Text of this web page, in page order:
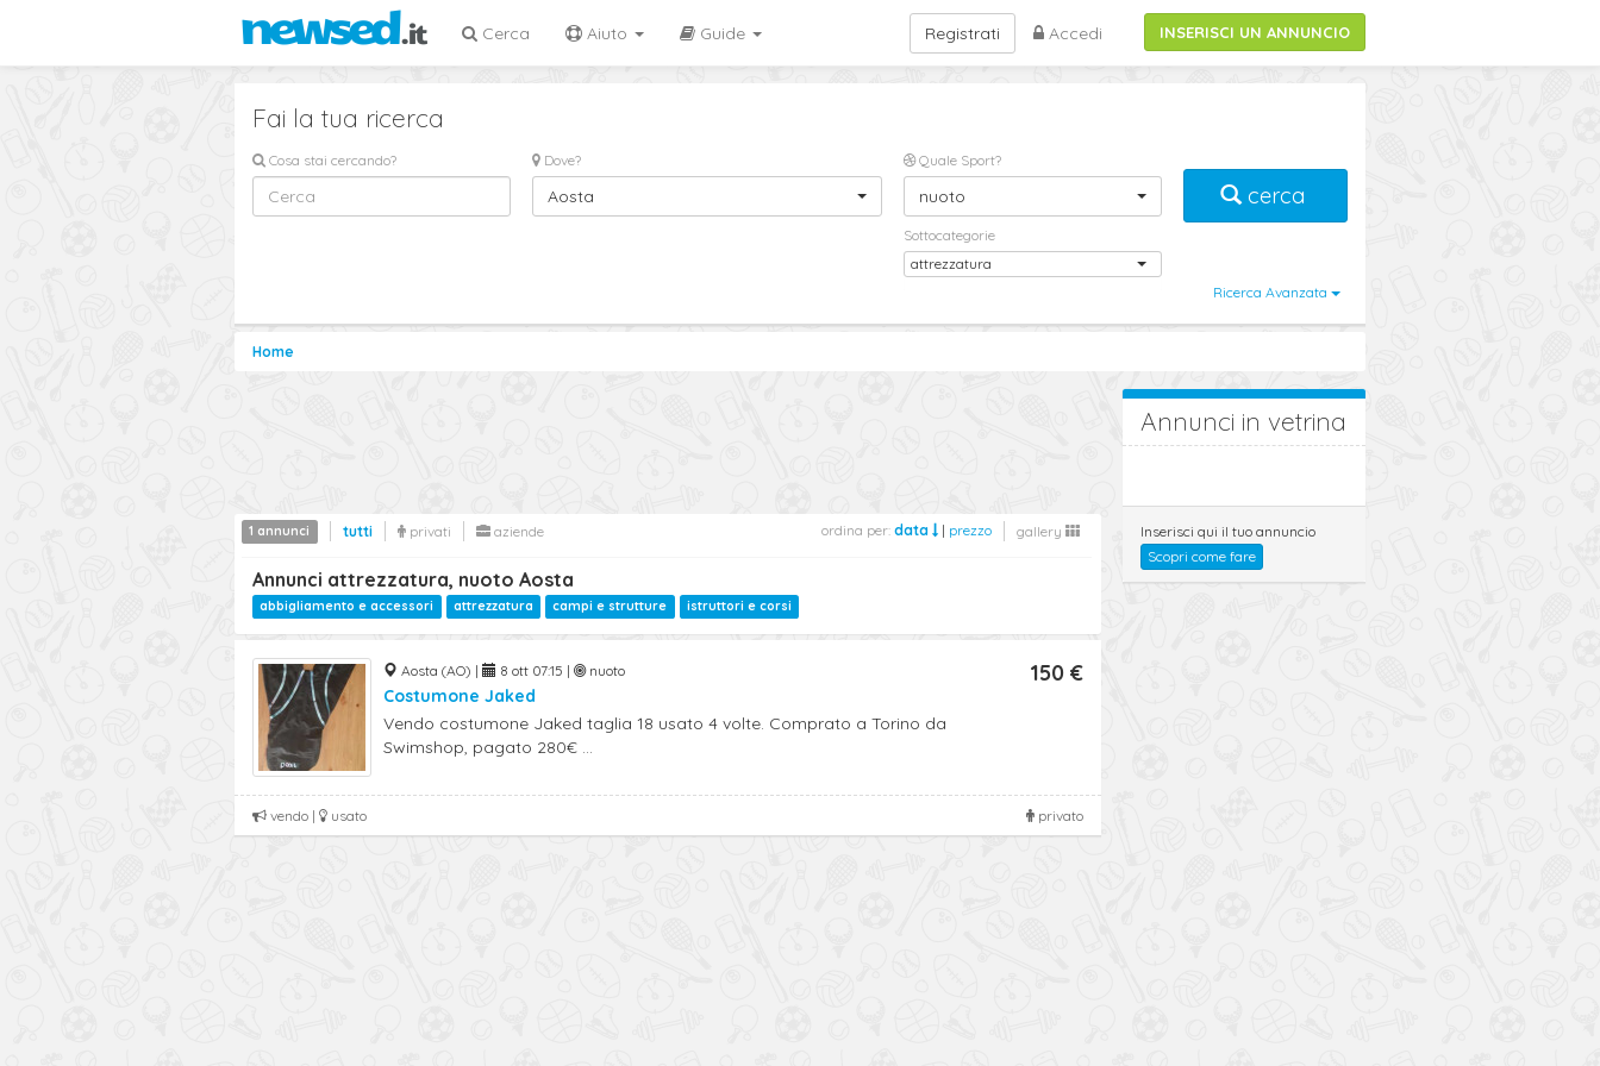
INSERISCI UN ANNUNCIO
Cerca Aiuto Guide Accedi
Registrati
Fai la tua ricerca
Cosa stai cercando? Dove?
Aosta
Quale Sport?
nuoto
Sottocategorie
attrezzatura
cerca
Ricerca Avanzata
Home
tutti privati aziende
1 annunci ordina per: data | prezzo gallery
Annunci attrezzatura, nuoto Aosta
abbigliamento e accessori attrezzatura campi e strutture istruttori e corsi
Aosta (AO) | 8 ott 07:15 | nuoto
Costumone Jaked
Vendo costumone Jaked taglia 18 usato 4 volte. Comprato a Torino da
Swimshop, pagato 280€ ...
150 €
privato
vendo | usato
Annunci in vetrina
Inserisci qui il tuo annuncio
Scopri come fare